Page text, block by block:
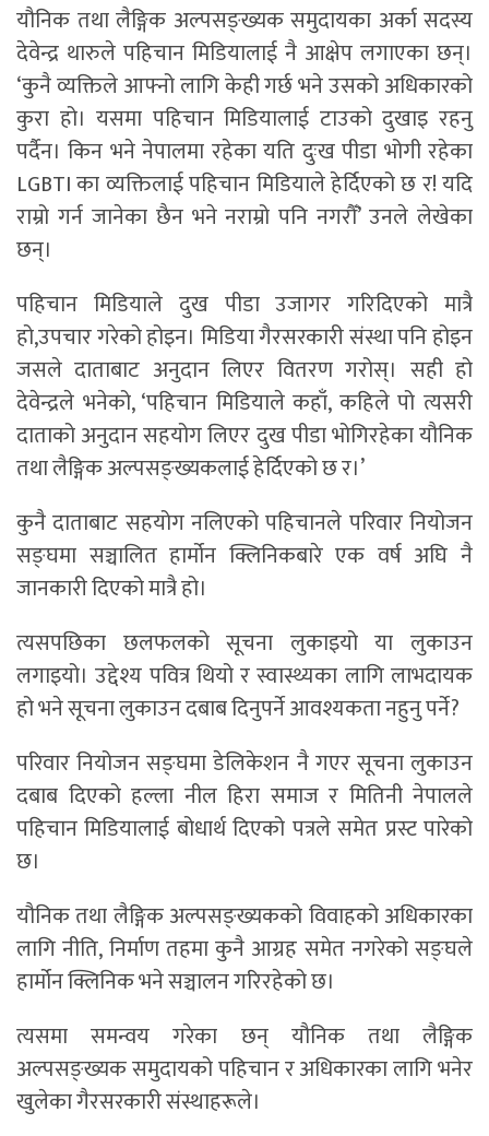
यौनिक तथा लैङ्गिक अल्पसङ्ख्यक समुदायका अर्का सदस्य
देवेन्द्र थारुले पहिचान मिडियालाई नै आक्षेप लगाएका छन्।
‘कुनै व्यक्तिले आफ्नो लागि केही गर्छ भने उसको अधिकारको
कुरा हो। यसमा पहिचान मिडियालाई टाउको दुखाइ रहनु
पर्दैन। किन भने नेपालमा रहेका यति दुःख पीडा भोगी रहेका
LGBTI का व्यक्तिलाई पहिचान मिडियाले हेर्दिएको छ र! यदि
राम्रो गर्न जानेका छैन भने नराम्रो पनि नगरौँ’ उनले लेखेका
छन्।
पहिचान मिडियाले दुख पीडा उजागर गरिदिएको मात्रै
हो,उपचार गरेको होइन। मिडिया गैरसरकारी संस्था पनि होइन
जसले दाताबाट अनुदान लिएर वितरण गरोस्। सही हो
देवेन्द्रले भनेको, ‘पहिचान मिडियाले कहाँ, कहिले पो त्यसरी
दाताको अनुदान सहयोग लिएर दुख पीडा भोगिरहेका यौनिक
तथा लैङ्गिक अल्पसङ्ख्यकलाई हेर्दिएको छ र।’
कुनै दाताबाट सहयोग नलिएको पहिचानले परिवार नियोजन
सङ्घमा सञ्चालित हार्मोन क्लिनिकबारे एक वर्ष अघि नै
जानकारी दिएको मात्रै हो।
त्यसपछिका छलफलको सूचना लुकाइयो या लुकाउन
लगाइयो। उद्देश्य पवित्र थियो र स्वास्थ्यका लागि लाभदायक
हो भने सूचना लुकाउन दबाब दिनुपर्ने आवश्यकता नहुनु पर्ने?
परिवार नियोजन सङ्घमा डेलिकेशन नै गएर सूचना लुकाउन
दबाब दिएको हल्ला नील हिरा समाज र मितिनी नेपालले
पहिचान मिडियालाई बोधार्थ दिएको पत्रले समेत प्रस्ट पारेको
छ।
यौनिक तथा लैङ्गिक अल्पसङ्ख्यकको विवाहको अधिकारका
लागि नीति, निर्माण तहमा कुनै आग्रह समेत नगरेको सङ्घले
हार्मोन क्लिनिक भने सञ्चालन गरिरहेको छ।
त्यसमा समन्वय गरेका छन् यौनिक तथा लैङ्गिक
अल्पसङ्ख्यक समुदायको पहिचान र अधिकारका लागि भनेर
खुलेका गैरसरकारी संस्थाहरूले।